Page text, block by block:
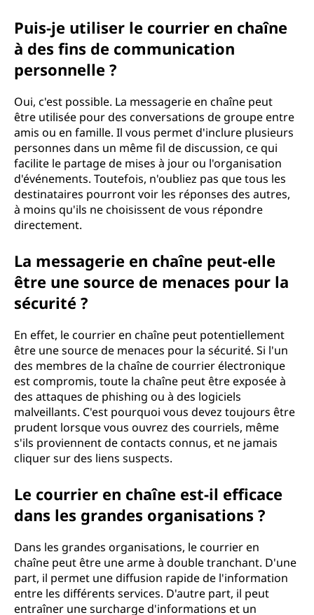
Puis-je utiliser le courrier en chaîne
à des fins de communication
personnelle ?
Oui, c'est possible. La messagerie en chaîne peut
être utilisée pour des conversations de groupe entre
amis ou en famille. Il vous permet d'inclure plusieurs
personnes dans un même fil de discussion, ce qui
facilite le partage de mises à jour ou l'organisation
d'événements. Toutefois, n'oubliez pas que tous les
destinataires pourront voir les réponses des autres,
à moins qu'ils ne choisissent de vous répondre
directement.
La messagerie en chaîne peut-elle
être une source de menaces pour la
sécurité ?
En effet, le courrier en chaîne peut potentiellement
être une source de menaces pour la sécurité. Si l'un
des membres de la chaîne de courrier électronique
est compromis, toute la chaîne peut être exposée à
des attaques de phishing ou à des logiciels
malveillants. C'est pourquoi vous devez toujours être
prudent lorsque vous ouvrez des courriels, même
s'ils proviennent de contacts connus, et ne jamais
cliquer sur des liens suspects.
Le courrier en chaîne est-il efficace
dans les grandes organisations ?
Dans les grandes organisations, le courrier en
chaîne peut être une arme à double tranchant. D'une
part, il permet une diffusion rapide de l'information
entre les différents services. D'autre part, il peut
entraîner une surcharge d'informations et un